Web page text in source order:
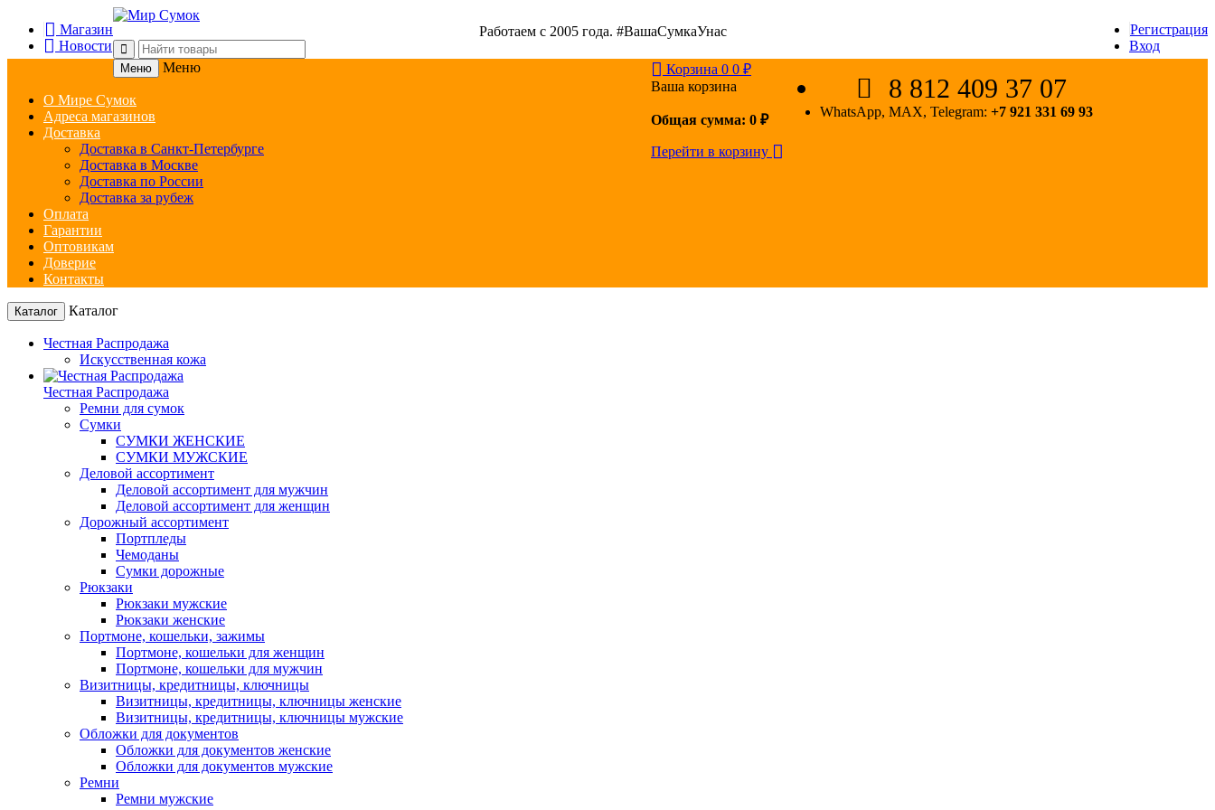
Магазин
Новости
Регистрация
Вход
Работаем с 2005 года. #ВашаСумкаУнас
8 812 409 37 07
WhatsApp, MAX, Telegram: +7 921 331 69 93
Корзина 0 0 ₽
Ваша корзина
Общая сумма: 0 ₽
Перейти в корзину
Меню Меню
О Мире Сумок
Адреса магазинов
Доставка
Доставка в Санкт-Петербурге
Доставка в Москве
Доставка по России
Доставка за рубеж
Оплата
Гарантии
Оптовикам
Доверие
Контакты
Каталог Каталог
Честная Распродажа
Искусственная кожа
Честная Распродажа
Ремни для сумок
Сумки
СУМКИ ЖЕНСКИЕ
СУМКИ МУЖСКИЕ
Деловой ассортимент
Деловой ассортимент для мужчин
Деловой ассортимент для женщин
Дорожный ассортимент
Портпледы
Чемоданы
Сумки дорожные
Рюкзаки
Рюкзаки мужские
Рюкзаки женские
Портмоне, кошельки, зажимы
Портмоне, кошельки для женщин
Портмоне, кошельки для мужчин
Визитницы, кредитницы, ключницы
Визитницы, кредитницы, ключницы женские
Визитницы, кредитницы, ключницы мужские
Обложки для документов
Обложки для документов женские
Обложки для документов мужские
Ремни
Ремни мужские